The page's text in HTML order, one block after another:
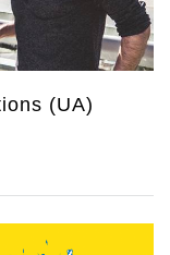
(UA)